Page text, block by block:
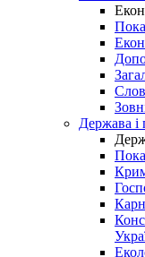
Держава і